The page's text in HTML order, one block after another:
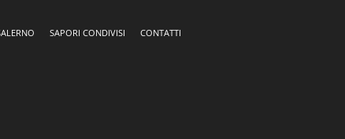
SAPORI CONDIVISI
CONTATTI